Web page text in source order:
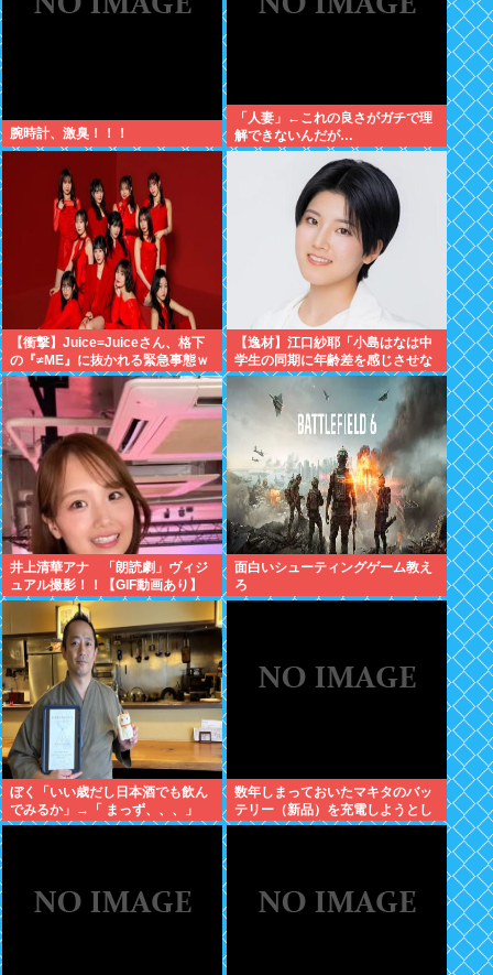
腕時計、激臭！！！
「人妻」←これの良さがガチで理
解できないんだが…
【衝撃】Juice=Juiceさん、格下
の『≠ME』に抜かれる緊急事態ｗ
ｗｗｗｗｗｗｗｗｗｗｗ
【逸材】江口紗耶「小島はなは中
学生の同期に年齢差を感じさせな
いように気を遣っているが、同期
2人は気づ
井上清華アナ 「朗読劇」ヴィジ
ュアル撮影！！【GIF動画あり】
面白いシューティングゲーム教え
ろ
ぼく「いい歳だし日本酒でも飲ん
でみるか」→「 まっず、、、」
数年しまっておいたマキタのバッ
テリー（新品）を充電しようとし
たらエラーで充電できないんだ